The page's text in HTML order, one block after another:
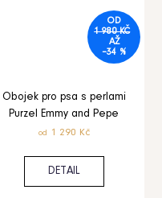
OD
1 980 KČ
AŽ
–34 %
Obojek pro psa s perlami
Purzel Emmy and Pepe
od 1 290 Kč
DETAIL